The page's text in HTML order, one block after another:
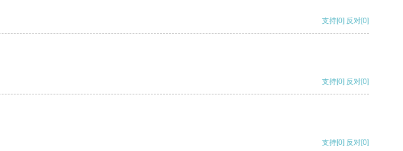
支持[0] 反对[0]
支持[0] 反对[0]
支持[0] 反对[0]